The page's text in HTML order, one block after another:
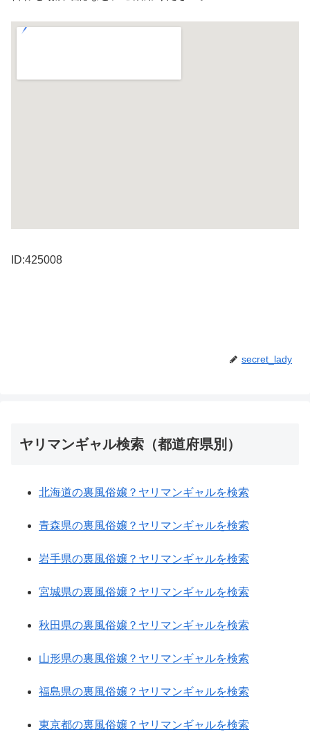
ID:425008
secret_lady
ヤリマンギャル検索（都道府県別）
北海道の裏風俗嬢？ヤリマンギャルを検索
青森県の裏風俗嬢？ヤリマンギャルを検索
岩手県の裏風俗嬢？ヤリマンギャルを検索
宮城県の裏風俗嬢？ヤリマンギャルを検索
秋田県の裏風俗嬢？ヤリマンギャルを検索
山形県の裏風俗嬢？ヤリマンギャルを検索
福島県の裏風俗嬢？ヤリマンギャルを検索
東京都の裏風俗嬢？ヤリマンギャルを検索